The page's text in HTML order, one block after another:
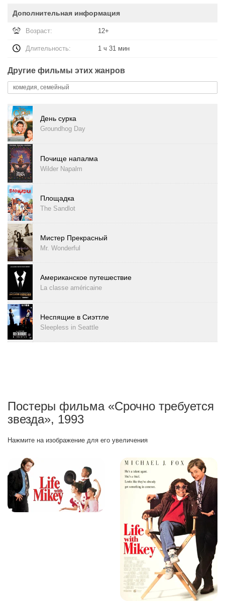
Дополнительная информация
Возраст: 12+
Длительность: 1 ч 31 мин
Другие фильмы этих жанров
комедия, семейный
День сурка
Groundhog Day
Почище напалма
Wilder Napalm
Площадка
The Sandlot
Мистер Прекрасный
Mr. Wonderful
Американское путешествие
La classe américaine
Неспящие в Сиэттле
Sleepless in Seattle
Постеры фильма «Срочно требуется
звезда», 1993
Нажмите на изображение для его увеличения